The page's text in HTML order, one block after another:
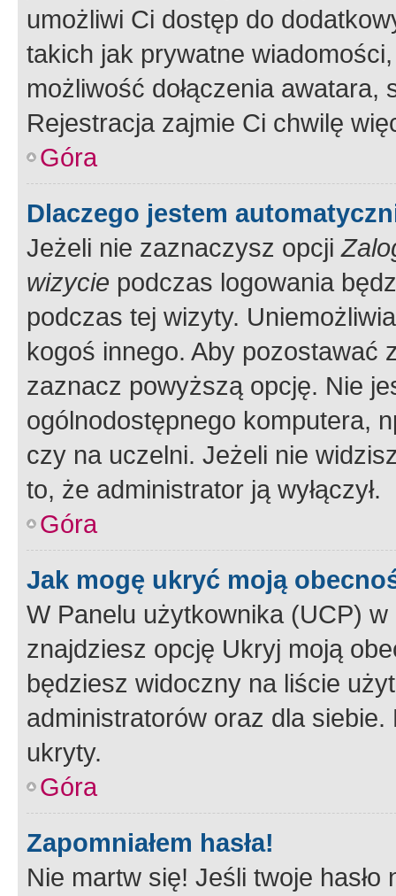
umożliwi Ci dostęp do
takich jak prywatne
możliwość dołączenia
Rejestracja zajmie Ci chwilę
Góra
Dlaczego jestem
Jeżeli nie zaznaczysz opcji
wizycie podczas logowania
podczas tej wizyty.
kogoś innego. Aby pozostawać
zaznacz powyższą opcję. Nie
ogólnodostępnego komputera,
czy na uczelni. Jeżeli nie
to, że administrator ją wyłączył.
Góra
Jak mogę ukryć moją
W Panelu użytkownika (UCP) w
znajdziesz opcję Ukryj moją
będziesz widoczny na liście
administratorów oraz dla
ukryty.
Góra
Zapomniałem hasła!
Nie martw się! Jeśli twoje